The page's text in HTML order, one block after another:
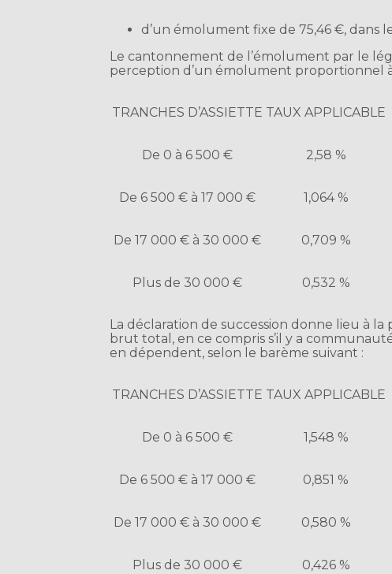
d’un émolument fixe de 75,46 €, dans
Le cantonnement de l’émolument par le
perception d’un émolument proportionnel
TRANCHES D’ASSIETTE TAUX APPLICABLE
De 0 à 6 500 € 2,58 %
De 6 500 € à 17 000 € 1,064 %
De 17 000 € à 30 000 € 0,709 %
Plus de 30 000 € 0,532 %
La déclaration de succession donne lieu à
brut total, en ce compris s’il y a
en dépendent, selon le barème suivant :
TRANCHES D’ASSIETTE TAUX APPLICABLE
De 0 à 6 500 € 1,548 %
De 6 500 € à 17 000 € 0,851 %
De 17 000 € à 30 000 € 0,580 %
Plus de 30 000 € 0,426 %